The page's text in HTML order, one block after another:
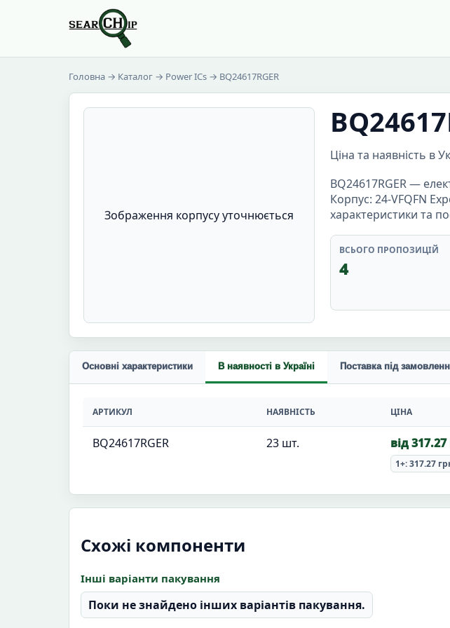
Головна → Каталог → Power ICs → BQ24617RGER
Зображення корпусу уточнюється
Ціна та наявність в
BQ24617RGER —
Корпус: 24-VFQFN
характеристики та
ВСЬОГО ПРОПОЗИЦІЙ
4
Основні характеристики В наявності в Україні Поставка під
АРТИКУЛ НАЯВНІСТЬ ЦІНА
BQ24617RGER 23 шт. від
1+: 317.27
Схожі компоненти
Інші варіанти пакування
Поки не знайдено інших варіантів пакування.